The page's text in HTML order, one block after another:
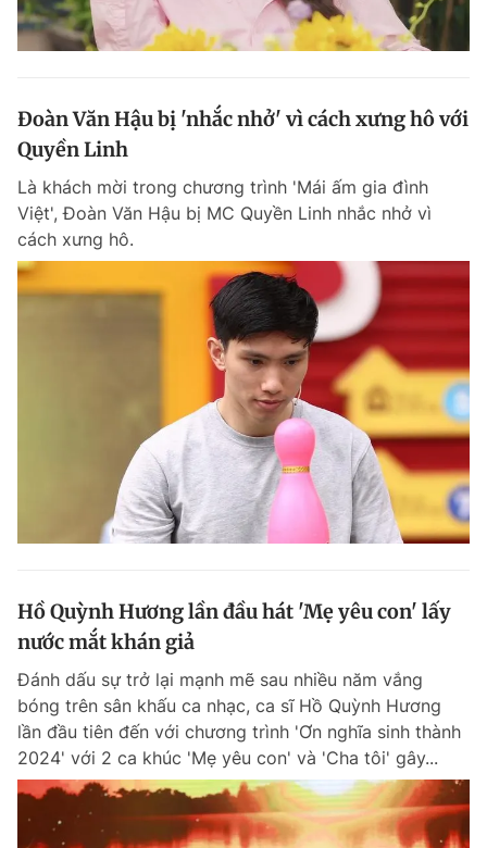
Đoàn Văn Hậu bị 'nhắc nhở' vì cách xưng hô với
Quyền Linh
Là khách mời trong chương trình 'Mái ấm gia đình
Việt', Đoàn Văn Hậu bị MC Quyền Linh nhắc nhở vì
cách xưng hô.
Hồ Quỳnh Hương lần đầu hát 'Mẹ yêu con' lấy
nước mắt khán giả
Đánh dấu sự trở lại mạnh mẽ sau nhiều năm vắng
bóng trên sân khấu ca nhạc, ca sĩ Hồ Quỳnh Hương
lần đầu tiên đến với chương trình 'Ơn nghĩa sinh thành
2024' với 2 ca khúc 'Mẹ yêu con' và 'Cha tôi' gây...